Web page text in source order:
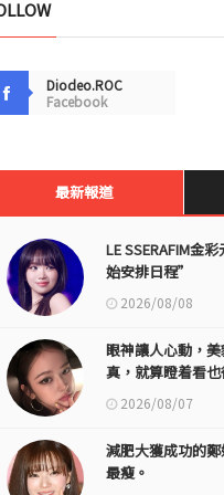
Diodeo.ROC
Facebook
最新報道
LE SSERAFIM金
始安排日程”
2026/08/08
眼神讓人心動，
真，就算瞪着看
2026/08/07
減肥大獲成功的鄭
最瘦。